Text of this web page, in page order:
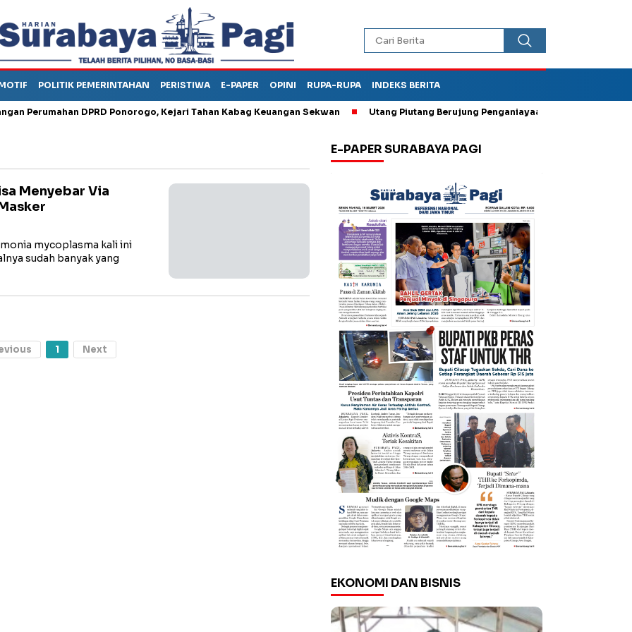
POLITIK PEMERINTAHAN PERISTIWA E-PAPER OPINI RUPA-RUPA INDEKS BERITA
DPRD Ponorogo, Kejari Tahan Kabag Keuangan Sekwan Utang Piutang Berujung Penganiayaan, Oknum Kades di
Menyebar Via
mycoplasma kali ini
sudah banyak yang
1 Next
E-PAPER SURABAYA PAGI
EKONOMI DAN BISNIS